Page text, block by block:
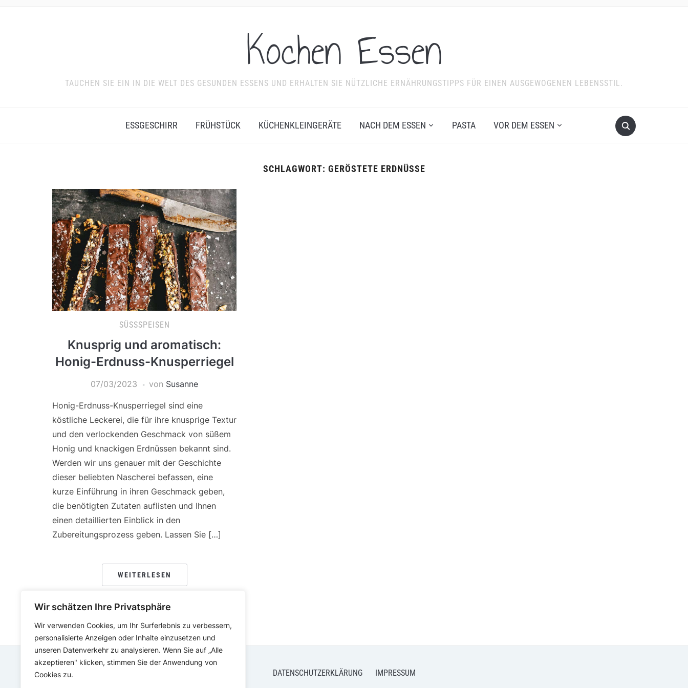
Wir schätzen Ihre Privatsphäre
Wir verwenden Cookies, um Ihr Surferlebnis zu verbessern,
personalisierte Anzeigen oder Inhalte einzusetzen und
unseren Datenverkehr zu analysieren. Wenn Sie auf „Alle
akzeptieren" klicken, stimmen Sie der Anwendung von
Cookies zu.
Kochen Essen
TAUCHEN SIE EIN IN DIE WELT DES GESUNDEN ESSENS UND ERHALTEN SIE NÜTZLICHE ERNÄHRUNGSTIPPS FÜR EINEN AUSGEWOGENEN LEBENSSTIL.
ESSGESCHIRR FRÜHSTÜCK KÜCHENKLEINGERÄTE NACH DEM ESSEN PASTA VOR DEM ESSEN
SCHLAGWORT: GERÖSTETE ERDNÜSSE
SÜSSSPEISEN
Knusprig und aromatisch:
Honig-Erdnuss-Knusperriegel
07/03/2023 von Susanne
Honig-Erdnuss-Knusperriegel sind eine
köstliche Leckerei, die für ihre knusprige Textur
und den verlockenden Geschmack von süßem
Honig und knackigen Erdnüssen bekannt sind.
Werden wir uns genauer mit der Geschichte
dieser beliebten Nascherei befassen, eine
kurze Einführung in ihren Geschmack geben,
die benötigten Zutaten auflisten und Ihnen
einen detaillierten Einblick in den
Zubereitungsprozess geben. Lassen Sie […]
WEITERLESEN
DATENSCHUTZERKLÄRUNG IMPRESSUM